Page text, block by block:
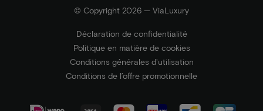
© Copyright 2026 — ViaLuxury
Déclaration de confidentialité
Politique en matière de cookies
Conditions générales d'utilisation
Conditions de l’offre promotionnelle